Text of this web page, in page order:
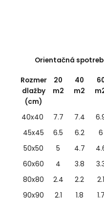
Orientačná
Rozmer
dlažby
(cm)
20
m2
40
m2
40x40 7.7 7.4
45x45
6.5 6.2 6
50x50
5 4.7
60x60
4 3.8
80x80
2.4 2.2 2.1
90x90
2.1 1.8 1.7